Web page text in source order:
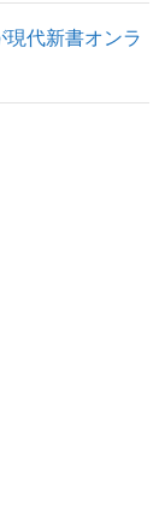
代新書オンラ